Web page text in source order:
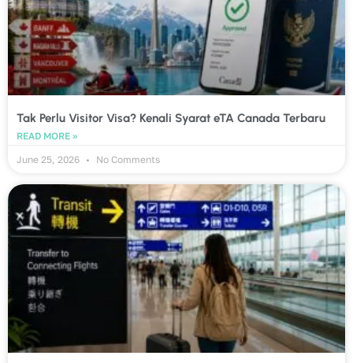
Tak Perlu Visitor Visa? Kenali Syarat eTA Canada Terbaru
READ MORE »
June 25, 2026
No Comments